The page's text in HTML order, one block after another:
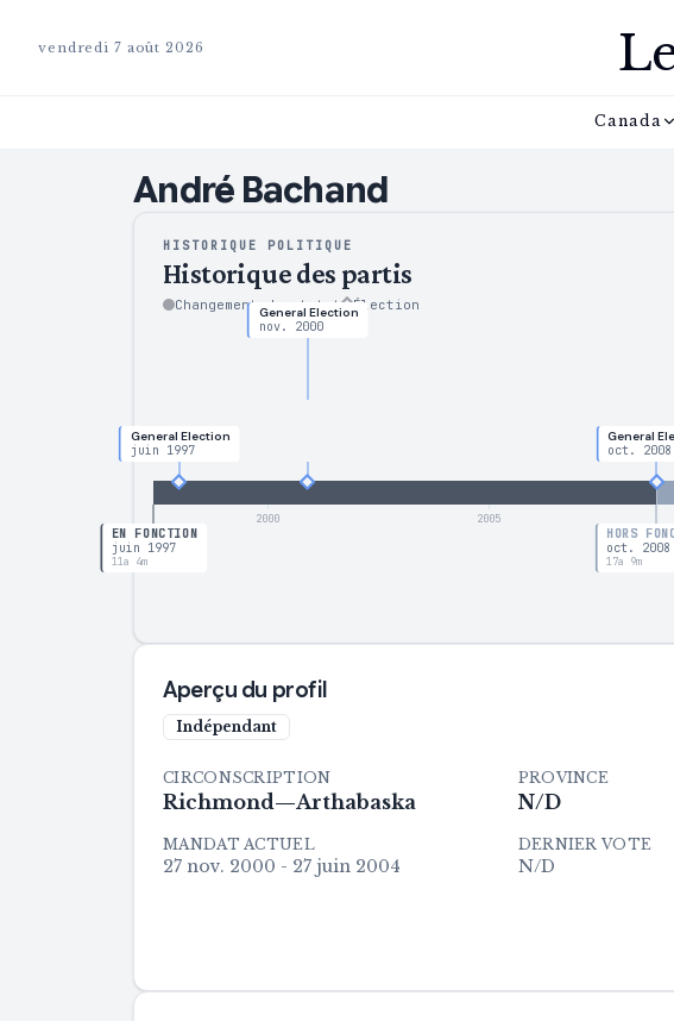
vendredi 7 août 2026
Canada
André Bachand
HISTORIQUE POLITIQUE
Historique des partis
Changement de statut Élection
2000 2005
EN FONCTION
juin 1997
11a 4m
HORS
oct. 2008
17a 9m
General Election
juin 1997
General Election
nov. 2000
General
oct. 2008
Aperçu du profil
Indépendant
CIRCONSCRIPTION
Richmond—Arthabaska
PROVINCE
N/D
MANDAT ACTUEL
27 nov. 2000 - 27 juin 2004
DERNIER VOTE
N/D